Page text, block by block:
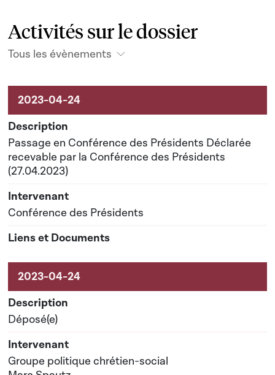
Activités sur le dossier
Tous les évènements
Activités sur le dossier
Passage en Conférence des Présidents Déclarée
recevable par la Conférence des Présidents
(27.04.2023)
Conférence des Présidents
Déposé(e)
Groupe politique chrétien-social